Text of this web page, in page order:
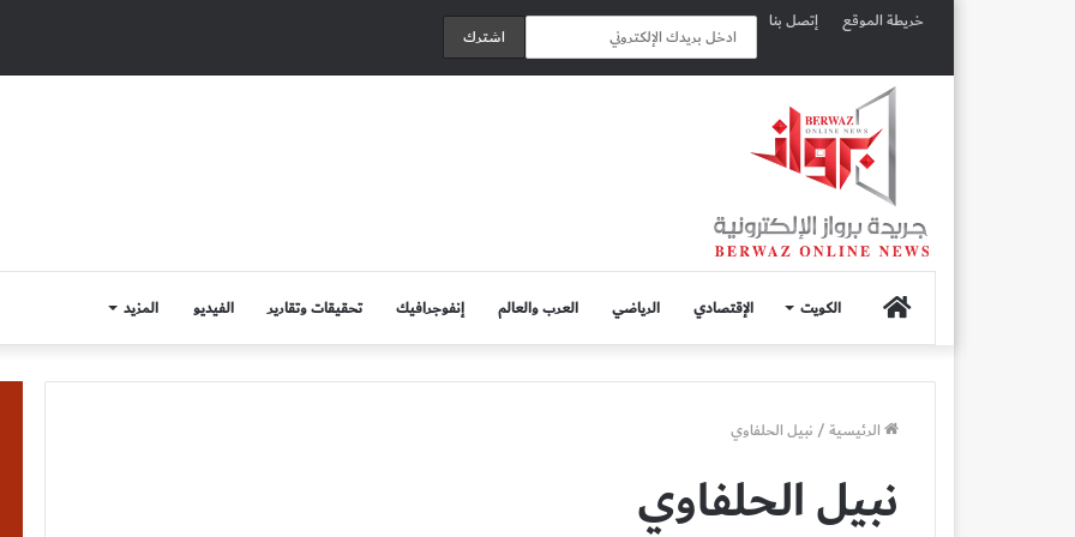
خريطة الموقع إتصل بنا
الصفحة
الرئيسية
الكويت الإقتصادي الرياضي العرب والعالم إنفوجرافيك تحقيقات وتقارير الفيديو المزيد
الرئيسية/نبيل الحلفاوي
نبيل الحلفاوي